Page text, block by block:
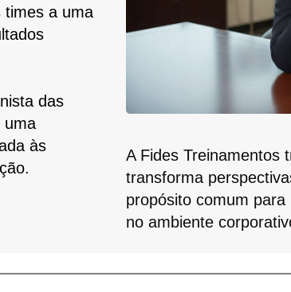
times a uma
das
uma
às
A Fides Treinamentos
transforma
propósito comum
no ambiente